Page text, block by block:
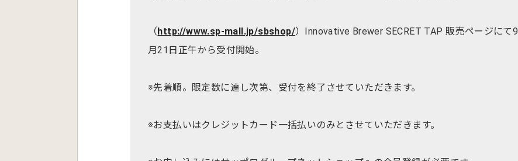
（http://www.sp-mall.jp/sbshop/）Innovative Brewer SECRET TAP 販売ページにて9
月21日正午から受付開始。
※先着順。限定数に達し次第、受付を終了させていただきます。
※お支払いはクレジットカード一括払いのみとさせていただきます。